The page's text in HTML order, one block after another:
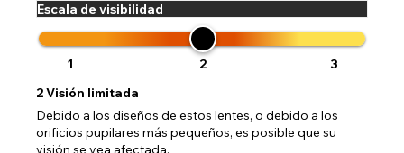
Escala de visibilidad
1 2
3
2Visión limitada
Debido a los diseños de estos lentes, o debido a los
orificios pupilares más pequeños, es posible que su
visión se vea afectada.